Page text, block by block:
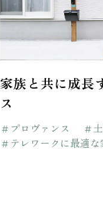
家族と共に成長
ス
＃プロヴァンス
＃
＃テレワークに最適な